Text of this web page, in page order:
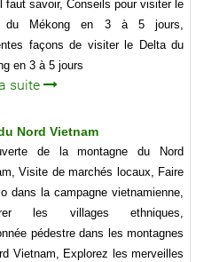
faut savoir, Conseils pour visiter le
du Mékong en 3 à 5 jours,
façons de visiter le Delta du
en 3 à 5 jours
suite
Nord Vietnam
de la montagne du Nord
Visite de marchés locaux, Faire
dans la campagne vietnamienne,
les villages ethniques,
pédestre dans les montagnes
Vietnam, Explorez les merveilles